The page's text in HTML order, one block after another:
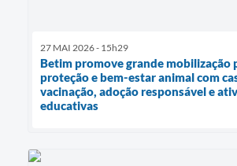
27 MAI 2026 - 15h29
Betim promove grande mobilização
proteção e bem-estar animal com
vacinação, adoção responsável e
educativas